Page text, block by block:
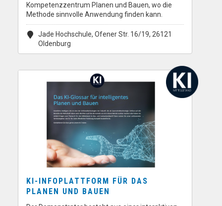
Kompetenzzentrum Planen und Bauen, wo die
Methode sinnvolle Anwendung finden kann.
Jade Hochschule, Ofener Str. 16/19, 26121
Oldenburg
KI-INFOPLATTFORM FÜR DAS
PLANEN UND BAUEN